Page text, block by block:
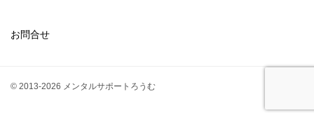
お問合せ
© 2013-2026 メンタルサポートろうむ